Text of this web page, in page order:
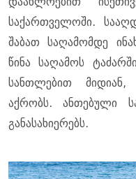
საქართველოში.
შაბათ საღამომდე
წინა საღამოს
სანთლებით მიდიან,
აქრობს. ანთებული
განასახიერებს.